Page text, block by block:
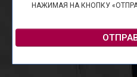
НАЖИМАЯ НА КНОПКУ